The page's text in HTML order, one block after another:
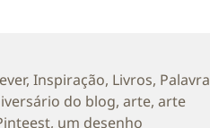
,Inspiração, Livros,
do blog,arte,arte
, um desenho